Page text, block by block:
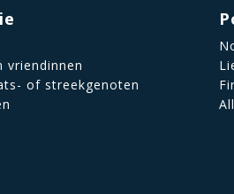
vriendinnen
of streekgenoten